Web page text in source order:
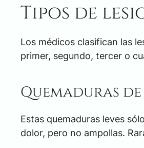
Tipos de
Los médicos clasifican las
primer, segundo, tercer o
Quemaduras
Estas quemaduras leves
dolor, pero no ampollas.